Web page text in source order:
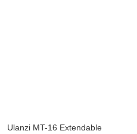
Ulanzi MT-16 Extendable